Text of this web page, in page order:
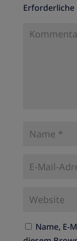
Erforderliche
Name, E-